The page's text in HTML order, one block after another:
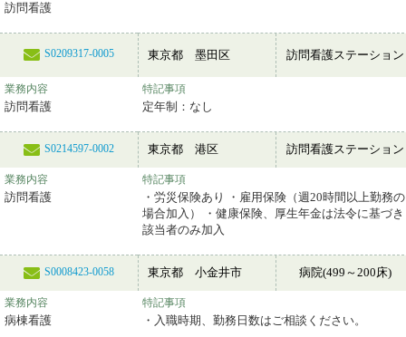
訪問看護
S0209317-0005 東京都 墨田区 訪問看護ステーション
業務内容
訪問看護
特記事項
定年制：なし
S0214597-0002 東京都 港区 訪問看護ステーション
業務内容
訪問看護
特記事項
・労災保険あり ・雇用保険（週20時間以上勤務の
場合加入） ・健康保険、厚生年金は法令に基づき
該当者のみ加入
S0008423-0058 東京都 小金井市 病院(499～200床)
業務内容
病棟看護
特記事項
・入職時期、勤務日数はご相談ください。